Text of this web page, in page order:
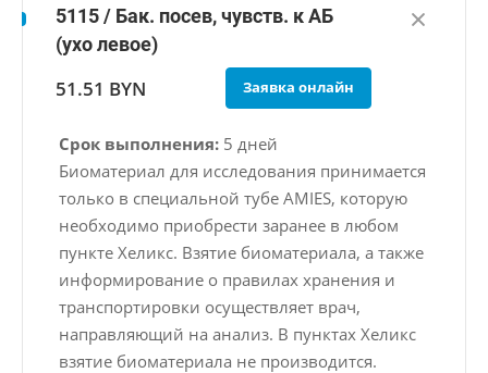
5115 / Бак. посев, чувств. к АБ
(ухо левое)
51.51 BYN Заявка онлайн
Срок выполнения: 5 дней
Биоматериал для исследования принимается
только в специальной тубе AMIES, которую
необходимо приобрести заранее в любом
пункте Хеликс. Взятие биоматериала, а также
информирование о правилах хранения и
транспортировки осуществляет врач,
направляющий на анализ. В пунктах Хеликс
взятие биоматериала не производится.